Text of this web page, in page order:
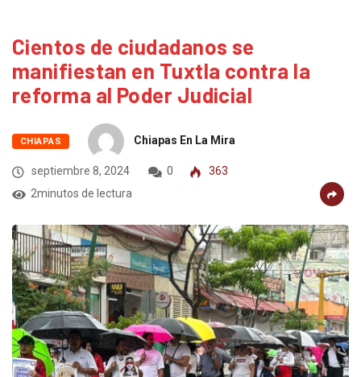
Cientos de ciudadanos se
manifiestan en Tuxtla contra la
reforma al Poder Judicial
CHIAPAS Chiapas En La Mira
septiembre 8, 2024 0
363
2minutos de lectura